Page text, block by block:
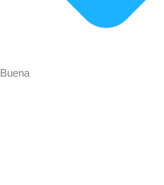
Buena